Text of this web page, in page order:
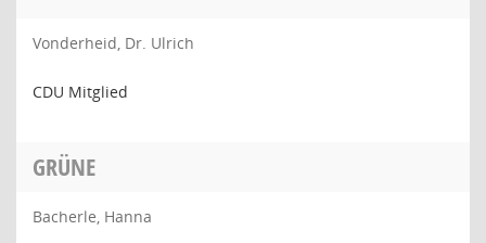
Vonderheid, Dr. Ulrich
CDU Mitglied
GRÜNE
Bacherle, Hanna